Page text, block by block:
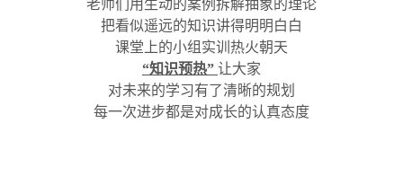
老师们用生动的案例拆解抽象的理论
把看似遥远的知识讲得明明白白
课堂上的小组实训热火朝天
“知识预热” 让大家
对未来的学习有了清晰的规划
每一次进步都是对成长的认真态度